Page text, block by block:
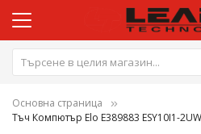
Основна страница
Тъч Компютър Elo E389883 ESY10I1-